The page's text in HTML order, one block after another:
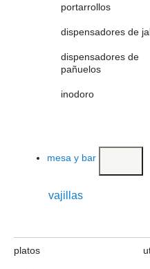
portarrollos
dispensadores de
dispensadores de
pañuelos
inodoro
mesa y bar
vajillas
platos